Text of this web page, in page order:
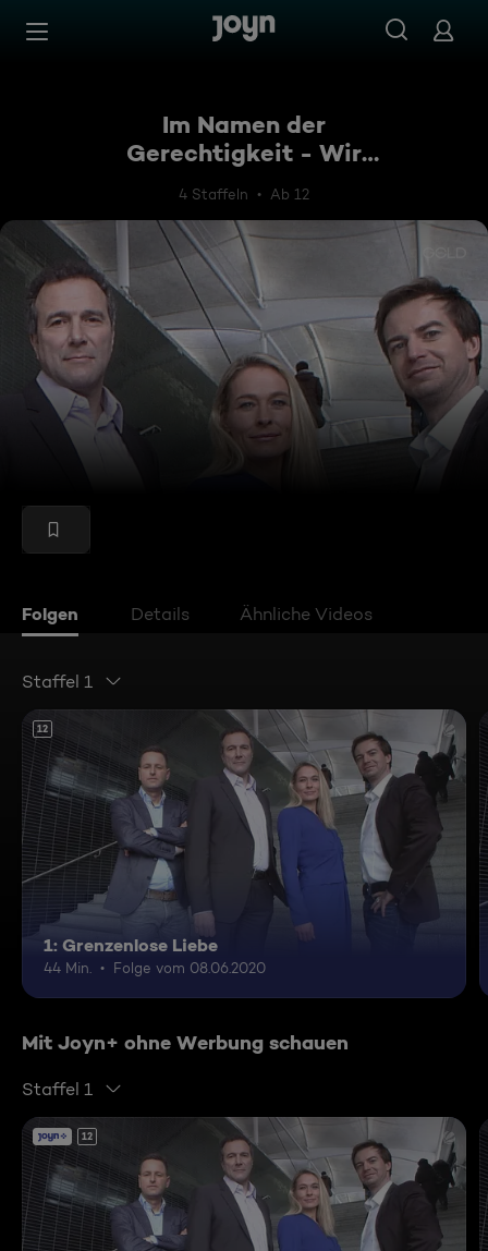
Zum Inhalt springen
Im Namen der
Gerechtigkeit - Wir
kämpfen für Sie!
4 Staffeln Ab 12
Folgen Details Ähnliche Videos
Staffel 1
12
1: Grenzenlose Liebe
44 Min. Folge vom 08.06.2020
Mit Joyn+ ohne Werbung schauen
Staffel 1
12